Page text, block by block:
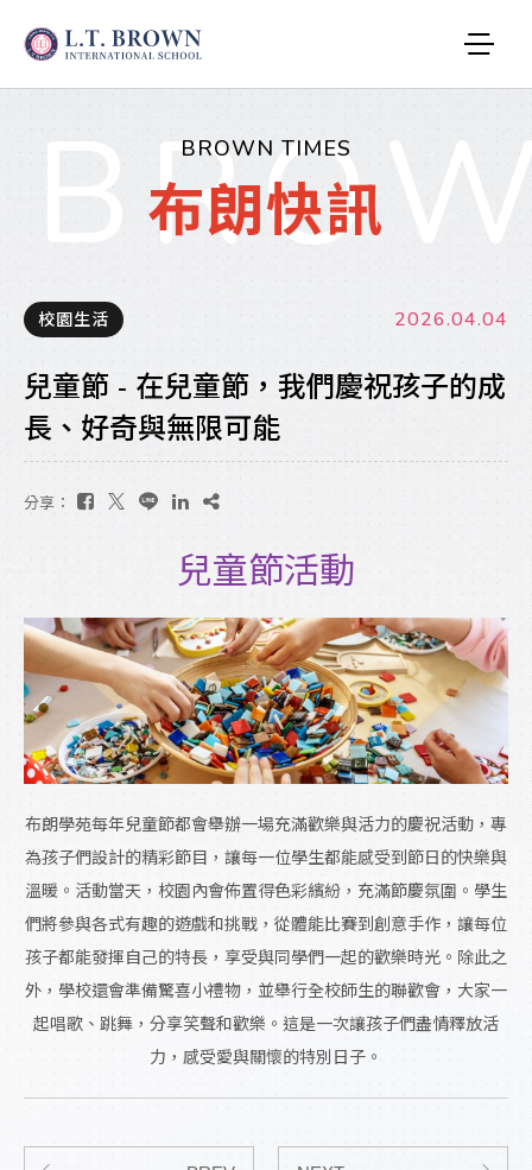
BROWN TIMES
布朗快訊
校園生活 2026.04.04
兒童節 - 在兒童節，我們慶祝孩子的成
長、好奇與無限可能
分享：
兒童節活動
布朗學苑每年兒童節都會舉辦一場充滿歡樂與活力的慶祝活動，專
為孩子們設計的精彩節目，讓每一位學生都能感受到節日的快樂與
溫暖。活動當天，校園內會佈置得色彩繽紛，充滿節慶氛圍。學生
們將參與各式有趣的遊戲和挑戰，從體能比賽到創意手作，讓每位
孩子都能發揮自己的特長，享受與同學們一起的歡樂時光。除此之
外，學校還會準備驚喜小禮物，並舉行全校師生的聯歡會，大家一
起唱歌、跳舞，分享笑聲和歡樂。這是一次讓孩子們盡情釋放活
力，感受愛與關懷的特別日子。